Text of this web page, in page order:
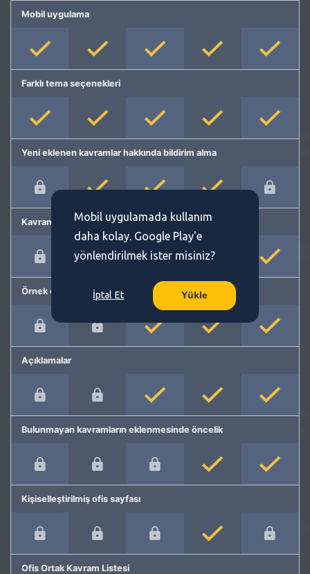
Mobil uygulama
Farklı tema seçenekleri
Yeni eklenen kavramlar hakkında bildirim alma
Kavram önerme
Örnek cümleler
Açıklamalar
Bulunmayan kavramların eklenmesinde öncelik
Kişiselleştirilmiş ofis sayfası
Ofis Ortak Kavram Listesi
Mobil uygulamada kullanım
daha kolay. Google Play'e
yönlendirilmek ister misiniz?
İptal Et Yükle